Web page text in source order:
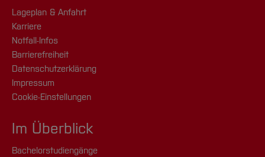
Lageplan & Anfahrt
Karriere
Notfall-Infos
Barrierefreiheit
Datenschutzerklärung
Impressum
Cookie-Einstellungen
Im Überblick
Bachelorstudiengänge